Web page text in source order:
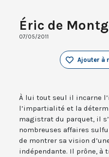
Éric de
07/05/2011
Ajouter à
À lui tout seul il incarne
l’impartialité et la
magistrat du parquet, il
nombreuses affaires
de montrer sa vision
indépendante. Il prône, à